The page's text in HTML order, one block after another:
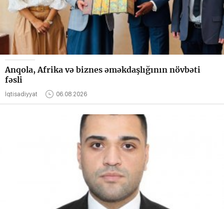
Anqola, Afrika və biznes əməkdaşlığının növbəti
fəsli
İqtisadiyyat 06.08.2026